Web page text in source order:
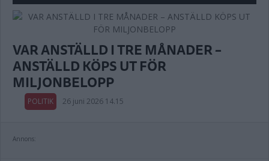
VAR ANSTÄLLD I TRE MÅNADER –
ANSTÄLLD KÖPS UT FÖR
MILJONBELOPP
POLITIK 26 juni 2026 14.15
Annons: